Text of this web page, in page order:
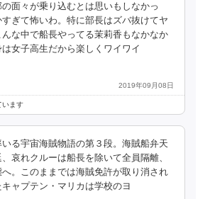
面々が乗り込むとは思いもしなかっ
ぎて怖いわ。特に部長はズバ抜けてヤ
な中で船長やってる茉莉香もなかなか
女子高生だから楽しくワイワイ
2019年09月08日
います
る宇宙海賊物語の第３段。海賊船弁天
哀れクルーは船長を除いて全員隔離、
。このままでは海賊免許が取り消され
ャプテン・マリカは学校のヨ